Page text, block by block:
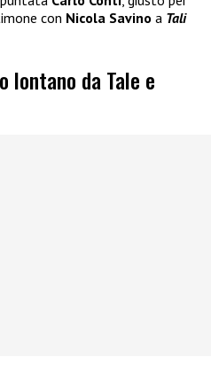
con Nicola Savino a Tali
lontano da Tale e